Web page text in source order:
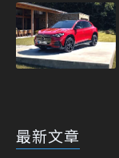
最新文章